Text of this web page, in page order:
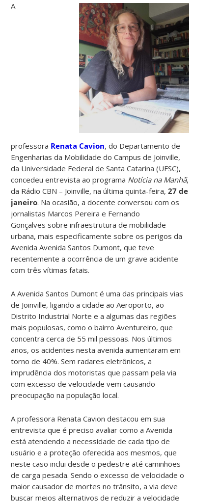
A
professora Renata Cavion, do Departamento de
Engenharias da Mobilidade do Campus de Joinville,
da Universidade Federal de Santa Catarina (UFSC),
concedeu entrevista ao programa Notícia na Manhã,
da Rádio CBN – Joinville, na última quinta-feira,27 de
janeiro. Na ocasião, a docente conversou com os
jornalistas Marcos Pereira e Fernando
Gonçalves sobre infraestrutura de mobilidade
urbana, mais especificamente sobre os perigos da
Avenida Avenida Santos Dumont, que teve
recentemente a ocorrência de um grave acidente
com três vítimas fatais.
A Avenida Santos Dumont é uma das principais vias
de Joinville, ligando a cidade ao Aeroporto, ao
Distrito Industrial Norte e a algumas das regiões
mais populosas, como o bairro Aventureiro, que
concentra cerca de 55 mil pessoas. Nos últimos
anos, os acidentes nesta avenida aumentaram em
torno de 40%. Sem radares eletrônicos, a
imprudência dos motoristas que passam pela via
com excesso de velocidade vem causando
preocupação na população local.
A professora Renata Cavion destacou em sua
entrevista que é preciso avaliar como a Avenida
está atendendo a necessidade de cada tipo de
usuário e a proteção oferecida aos mesmos, que
neste caso inclui desde o pedestre até caminhões
de carga pesada. Sendo o excesso de velocidade o
maior causador de mortes no trânsito, a via deve
buscar meios alternativos de reduzir a velocidade